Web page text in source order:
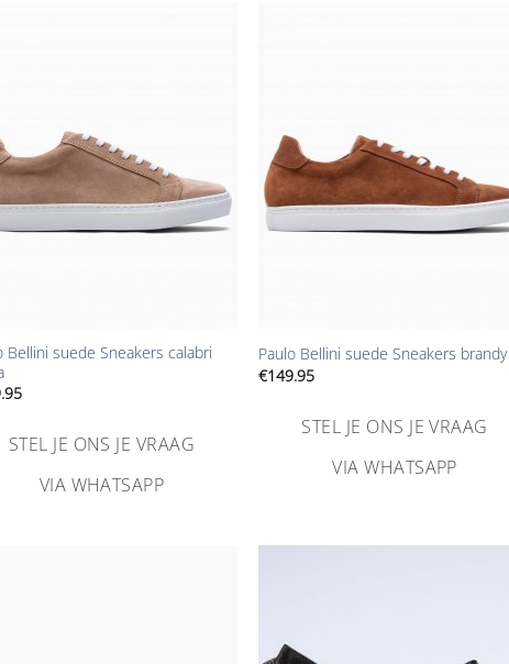
Bellini suede Sneakers calabri
STEL JE ONS JE VRAAG
VIA WHATSAPP
Paulo Bellini suede Sneakers brandy
€149.95
STEL JE ONS JE VRAAG
VIA WHATSAPP